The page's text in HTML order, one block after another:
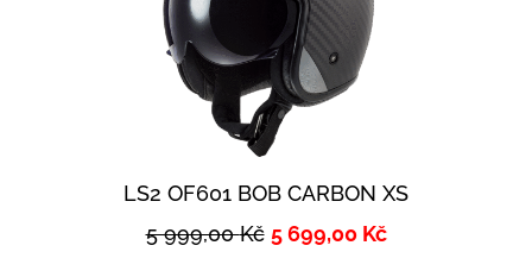
LS2 OF601 BOB CARBON XS
5 999,00Kč 5 699,00 Kč